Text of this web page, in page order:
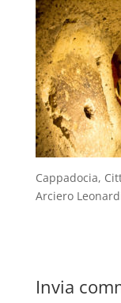
Cappadocia,
Arciero
Invia